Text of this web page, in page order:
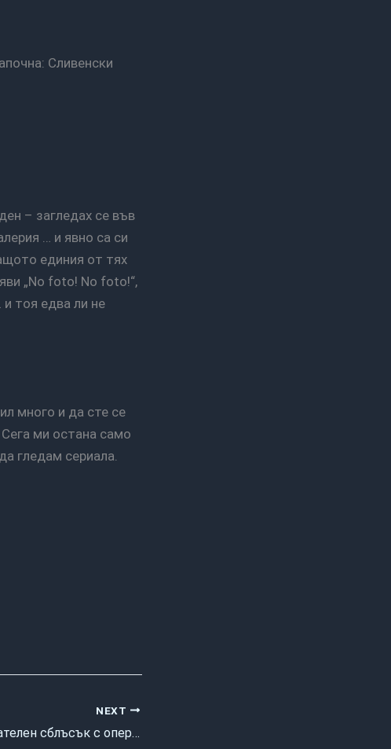
… и явно са си
единия от тях
„No foto! No foto!“,
тоя едва ли не
ми остана само
гледам сериала.
NEXT
сблъсък с операта …